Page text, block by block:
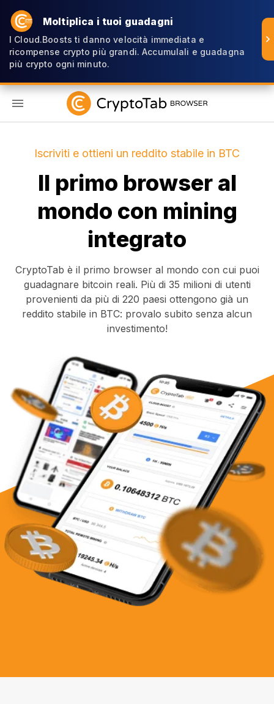
Moltiplica i tuoi guadagni
I Cloud.Boosts ti danno velocità immediata e
ricompense crypto più grandi. Accumulali e guadagna
più crypto ogni minuto.
Iscriviti e ottieni un reddito stabile in BTC
Il primo browser al
mondo con mining
integrato
CryptoTab è il primo browser al mondo con cui puoi
guadagnare bitcoin reali. Più di 35 milioni di utenti
provenienti da più di 220 paesi ottengono già un
reddito stabile in BTC: provalo subito senza alcun
investimento!